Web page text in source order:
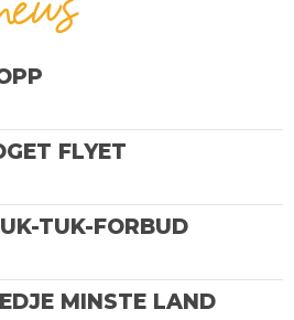
FLYET
TUK-FORBUD
MINSTE LAND